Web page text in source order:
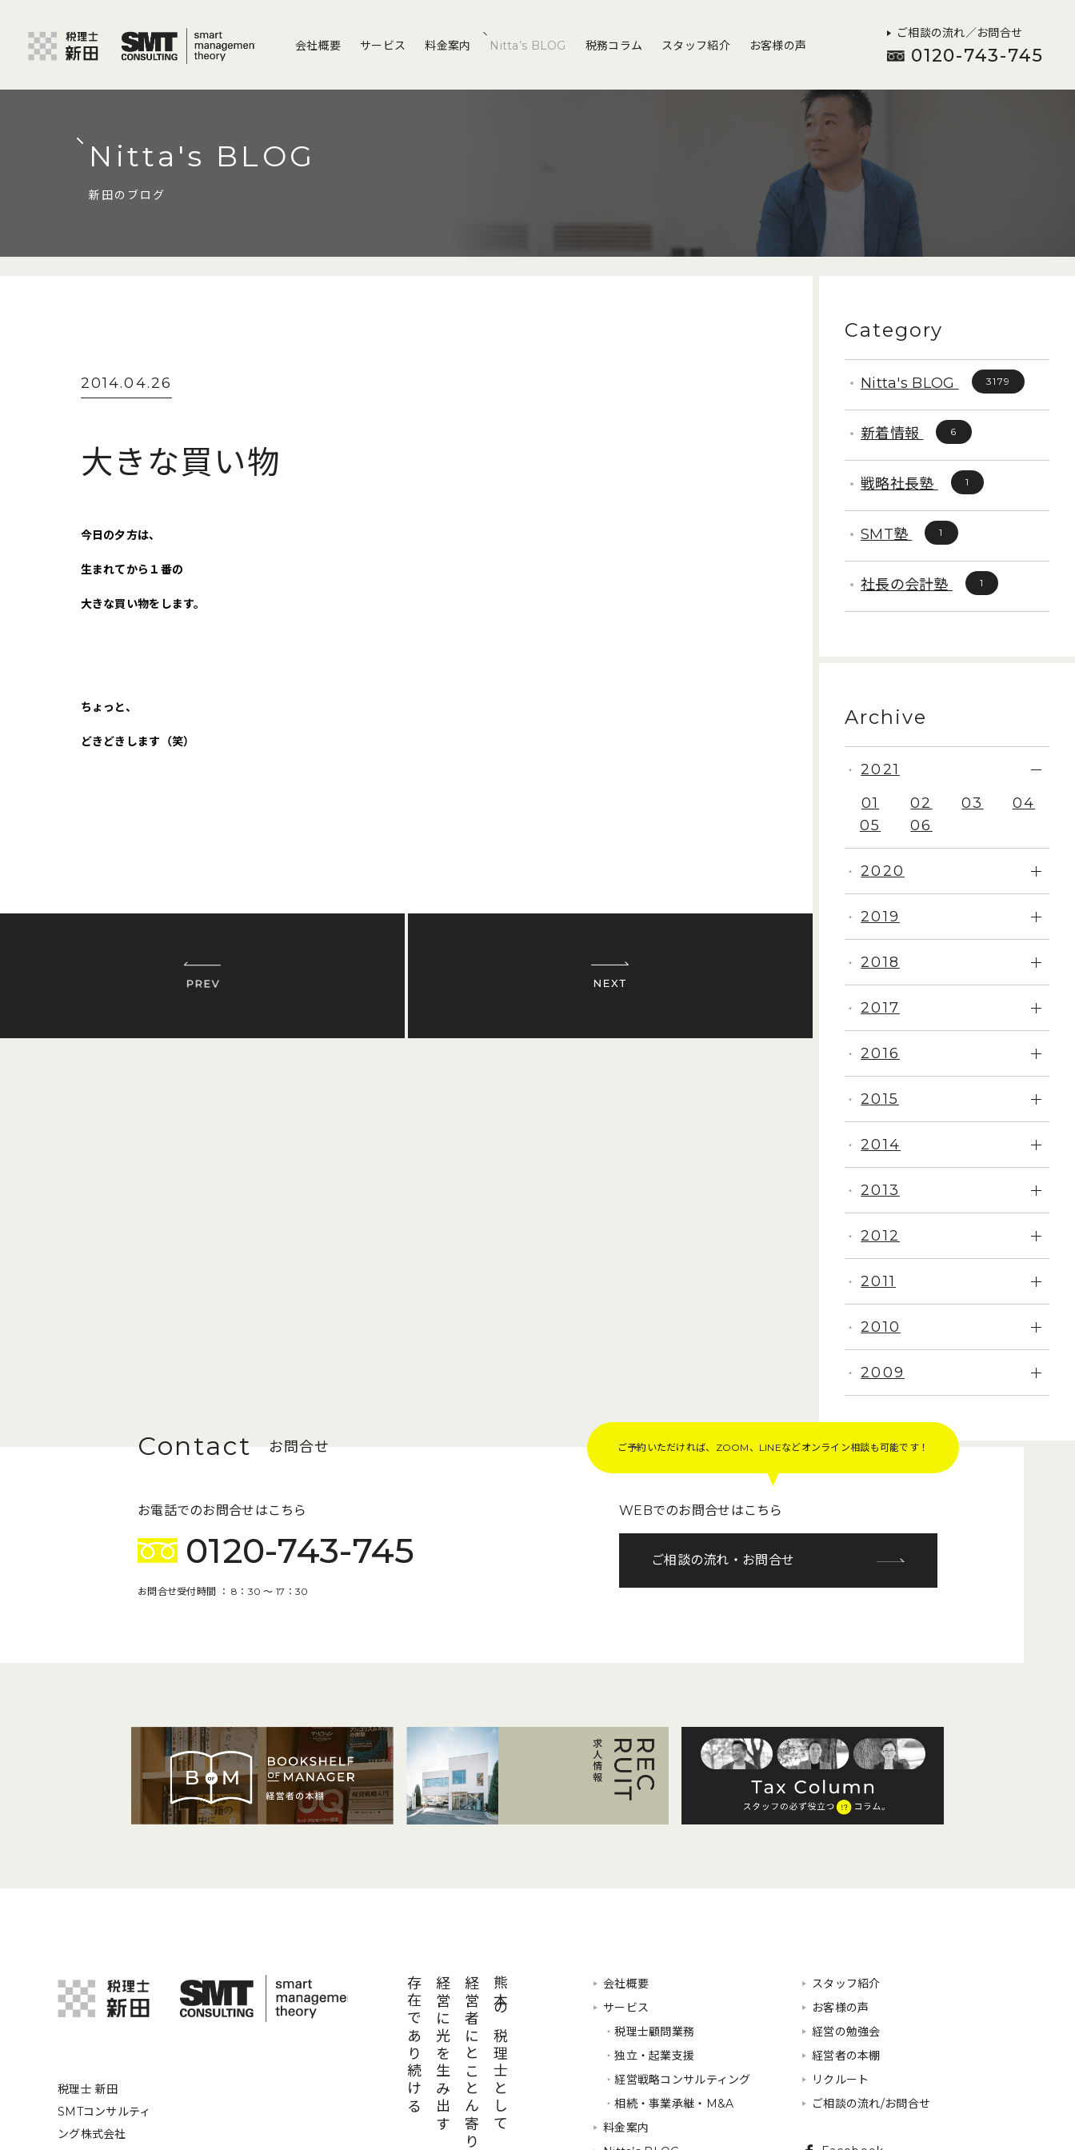
会社概要 サービス 料金案内 Nitta’s BLOG 税務コラム スタッフ紹介 お客様の声
ご相談の流れ／お問合せ
0120-743-745
Nitta's BLOG
新田のブログ
2014.04.26
大きな買い物
今日の夕方は、
生まれてから１番の
大きな買い物をします。
ちょっと、
どきどきします（笑）
Category
Nitta's BLOG 3179
新着情報 6
戦略社長塾 1
SMT塾 1
社長の会計塾 1
Archive
・ 2009
・ 2010
・ 2011
・ 2012
・ 2013
・ 2014
・ 2015
・ 2016
・ 2017
・ 2018
・ 2019
・ 2020
・
2021
01
02 03
04
05
06
お問合せ
お電話でのお問合せはこちら
0120-743-745
お問合せ受付時間 ： 8：30 〜 17：30
WEBでのお問合せはこちら
ご予約いただければ、ZOOM、LINEなどオンライン相談も可能です！
ご相談の流れ・お問合せ
熊本の税理士として
経営者にとことん寄り添い
経営に光を生み出す
存在であり続ける
税理士 新田
SMTコンサルティ
ング株式会社
会社概要
サービス
・税理士顧問業務
・独立・起業支援
・経営戦略コンサルティング
・相続・事業承継・M&A
料金案内
スタッフ紹介
お客様の声
経営の勉強会
経営者の本棚
リクルート
ご相談の流れ/お問合せ